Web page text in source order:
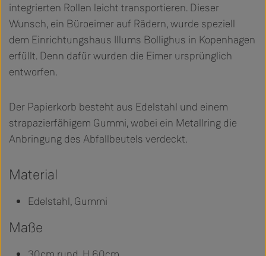
integrierten Rollen leicht transportieren. Dieser
Wunsch, ein Büroeimer auf Rädern, wurde speziell
dem Einrichtungshaus Illums Bollighus in Kopenhagen
erfüllt. Denn dafür wurden die Eimer ursprünglich
entworfen.
Der Papierkorb besteht aus Edelstahl und einem
strapazierfähigem Gummi, wobei ein Metallring die
Anbringung des Abfallbeutels verdeckt.
Material
Edelstahl, Gummi
Maße